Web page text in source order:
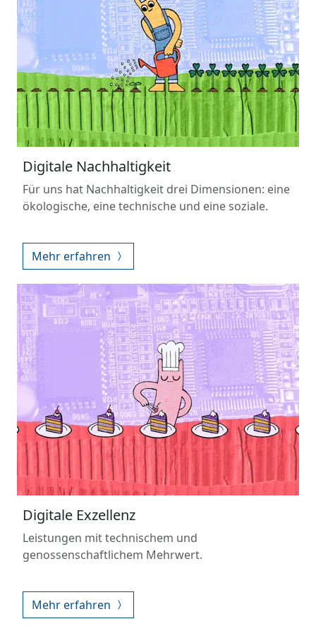
Digitale Nachhaltigkeit
Für uns hat Nachhaltigkeit drei Dimensionen: eine
ökologische, eine technische und eine soziale.
Mehr erfahren
Digitale Exzellenz
Leistungen mit technischem und
genossenschaftlichem Mehrwert.
Mehr erfahren